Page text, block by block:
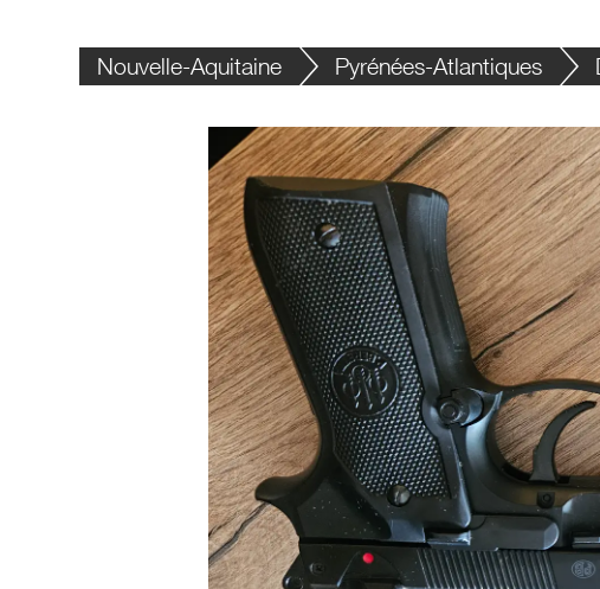
Nouvelle-Aquitaine Pyrénées-Atlantiques